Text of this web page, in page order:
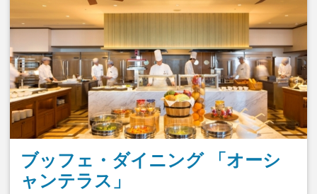
ブッフェ・ダイニング 「オーシ
ャンテラス」